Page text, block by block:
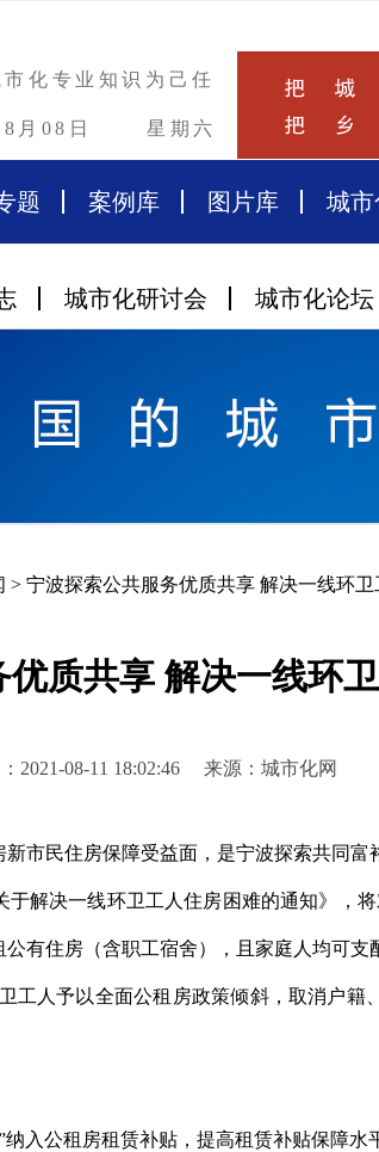
市化专业知识为己任
月08日 星期六
题 案例库 图片库 城
城市化研讨会 城市化论坛
> 宁波探索公共服务优质共享 解决一线环
质共享 解决一线环
2021-08-11 18:02:46 来源：城市化网
民住房保障受益面，是宁波探索共同富
于解决一线环卫工人住房困难的通知》，
有住房（含职工宿舍），且家庭人均可
工人予以全面公租房政策倾斜，取消户籍
公租房租赁补贴，提高租赁补贴保障水